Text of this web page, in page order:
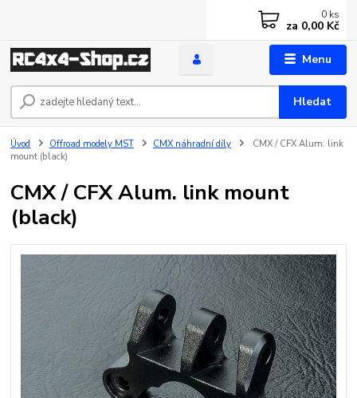
Menu
Hledat
0 ks
za 0,00 Kč
Úvod Offroad modely MST CMX náhradní díly
CMX / CFX Alum. link
mount (black)
CMX / CFX Alum. link mount
(black)